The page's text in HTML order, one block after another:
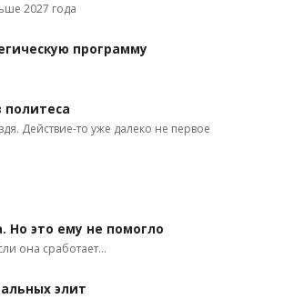
2027 года
программу
Действие-то уже далеко не первое
Но это ему не помогло
она сработает…
элит